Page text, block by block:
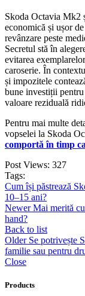
Skoda Octavia Mk2
economică și ușor
revânzare peste
Secretul stă în
evitarea
caroserie. În
și impozitele
bune investiții pentru
valoare reziduală
Pentru mai multe
vopselei la Skoda
comportă în timp
Post Views: 327
Tags:
Cum își păstrează
10–15 ani?
Newer Mai merită
hand?
Back to list
Older Se potrivește
familie sau pentru
Close
Products